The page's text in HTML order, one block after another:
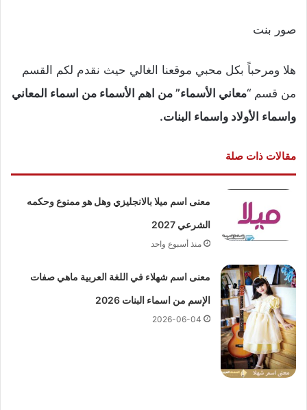
صور بنت
هلا ومرحباً بكل محبي موقعنا الغالي حيث نقدم لكم القسم
من قسم “معاني الأسماء” من اهم الأسماء من اسماء المعاني
واسماء الأولاد واسماء البنات.
مقالات ذات صلة
معنى اسم ميلا بالانجليزي وهل هو ممنوع وحكمه
الشرعي 2027
منذ أسبوع واحد
معنى اسم شهلاء في اللغة العربية ماهي صفات
الإسم من اسماء البنات 2026
2026-06-04